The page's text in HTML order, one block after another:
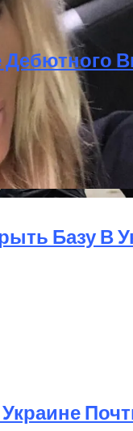
Стоит На Кону
Базу В